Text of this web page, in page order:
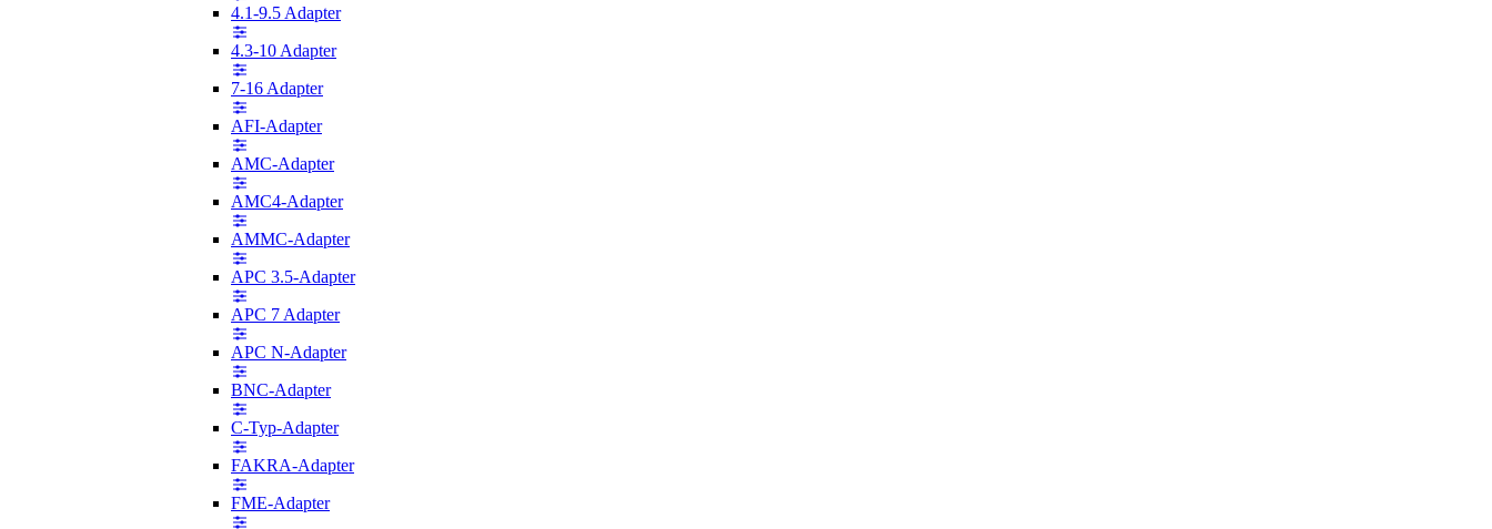
4.1-9.5 Adapter
4.3-10 Adapter
7-16 Adapter
AFI-Adapter
AMC-Adapter
AMC4-Adapter
AMMC-Adapter
APC 3.5-Adapter
APC 7 Adapter
APC N-Adapter
BNC-Adapter
C-Typ-Adapter
FAKRA-Adapter
FME-Adapter